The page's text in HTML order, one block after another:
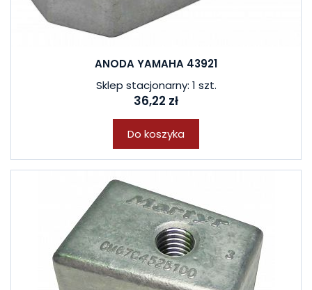
ANODA YAMAHA 43921
Sklep stacjonarny: 1 szt.
36,22 zł
Do koszyka